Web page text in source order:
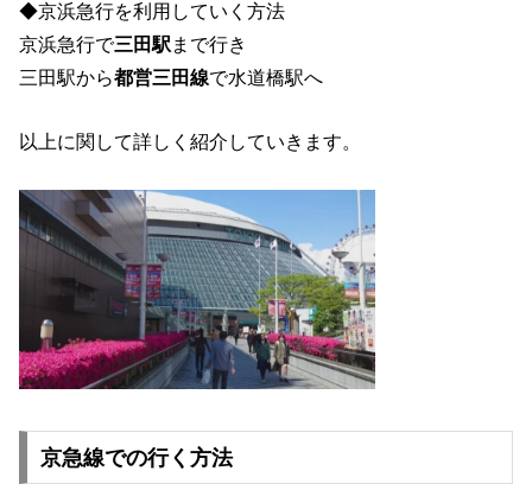
◆京浜急行を利用していく方法
京浜急行で三田駅 まで行き
三田駅から都営三田線で水道橋駅へ
以上に関して詳しく紹介していきます。
京急線での行く方法